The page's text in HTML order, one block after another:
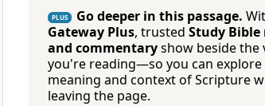
PLUS Go deeper in this passage.
Gateway Plus, trusted Study Bible
and commentaryshow beside the
you're reading—so you can explore
meaning and context of Scripture
leaving the page.